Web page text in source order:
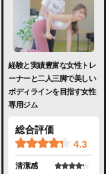
経験と実績豊富な女性トレ
ーナーと二人三脚で美しい
ボディラインを目指す女性
専用ジム
総合評価
4.3
清潔感